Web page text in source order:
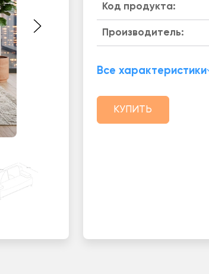
Код продукта:
Производитель:
Все характеристики
КУПИТЬ